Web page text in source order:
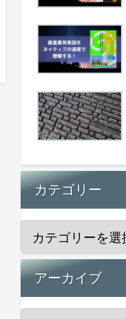
カテゴリー
アーカイブ